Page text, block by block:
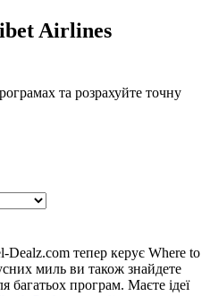
Airlines
та розрахуйте точну
тепер керує Where to
миль ви також знайдете
багатьох програм. Маєте ідеї